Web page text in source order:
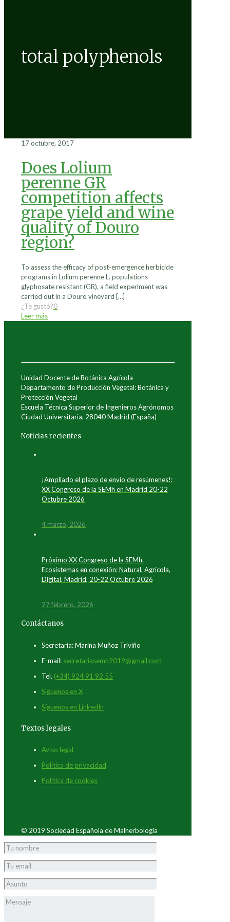
total polyphenols
17 octubre, 2017
Does Lolium
perenne GR
competition affects
grape yield and wine
quality of Douro
region?
To assess the efficacy of post-emergence herbicide
programs in Lolium perenne L. populations
glyphosate resistant (GR), a field experiment was
carried out in a Douro vineyard […]
¿Te gustó?0
Leer más
Unidad Docente de Botánica Agrícola
Departamento de Producción Vegetal: Botánica y
Protección Vegetal
Escuela Técnica Superior de Ingenieros Agrónomos
Ciudad Universitaria, 28040 Madrid (España)
Noticias recientes
¡Ampliado el plazo de envío de resúmenes!:
XX Congreso de la SEMh en Madrid 20-22
Octubre 2026
4 marzo, 2026
Próximo XX Congreso de la SEMh.
Ecosistemas en conexión: Natural, Agrícola,
Digital. Madrid, 20-22 Octubre 2026
27 febrero, 2026
Contáctanos
Secretaría: Marina Muñoz Triviño
E-mail: secretariasemh2019@gmail.com
Tel. (+34) 924 91 92 55
Síguenos en X
Síguenos en LinkedIn
Textos legales
Aviso legal
Política de privacidad
Política de cookies
© 2019 Sociedad Española de Malherbología